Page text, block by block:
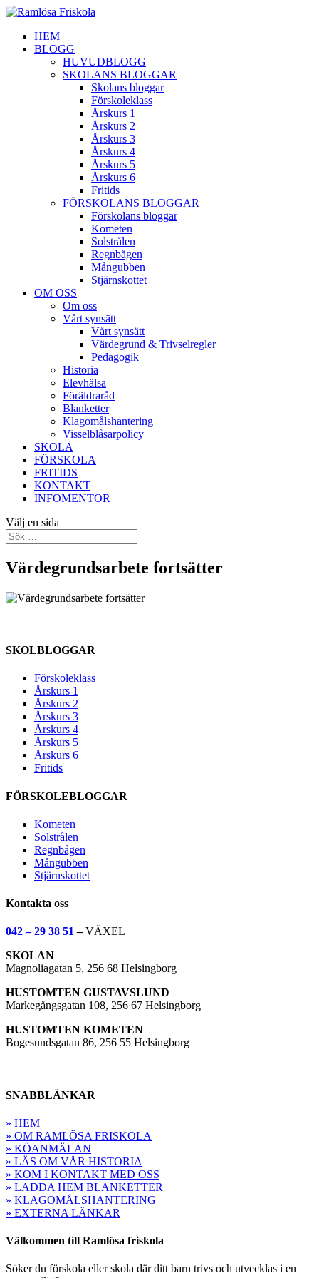
HEM
BLOGG
HUVUDBLOGG
SKOLANS BLOGGAR
Skolans bloggar
Förskoleklass
Årskurs 1
Årskurs 2
Årskurs 3
Årskurs 4
Årskurs 5
Årskurs 6
Fritids
FÖRSKOLANS BLOGGAR
Förskolans bloggar
Kometen
Solstrålen
Regnbågen
Mångubben
Stjärnskottet
OM OSS
Om oss
Vårt synsätt
Vårt synsätt
Värdegrund & Trivselregler
Pedagogik
Historia
Elevhälsa
Föräldraråd
Blanketter
Klagomålshantering
Visselblåsarpolicy
SKOLA
FÖRSKOLA
FRITIDS
KONTAKT
INFOMENTOR
Välj en sida
Värdegrundsarbete fortsätter
SKOLBLOGGAR
Förskoleklass
Årskurs 1
Årskurs 2
Årskurs 3
Årskurs 4
Årskurs 5
Årskurs 6
Fritids
FÖRSKOLEBLOGGAR
Kometen
Solstrålen
Regnbågen
Mångubben
Stjärnskottet
Kontakta oss
042 – 29 38 51–VÄXEL
SKOLAN
Magnoliagatan 5, 256 68 Helsingborg
HUSTOMTEN GUSTAVSLUND
Markegångsgatan 108, 256 67 Helsingborg
HUSTOMTEN KOMETEN
Bogesundsgatan 86, 256 55 Helsingborg
SNABBLÄNKAR
» HEM
» OM RAMLÖSA FRISKOLA
» KÖANMÄLAN
» LÄS OM VÅR HISTORIA
» KOM I KONTAKT MED OSS
» LADDA HEM BLANKETTER
» KLAGOMÅLSHANTERING
» EXTERNA LÄNKAR
Välkommen till Ramlösa friskola
Söker du förskola eller skola där ditt barn trivs och utvecklas i en